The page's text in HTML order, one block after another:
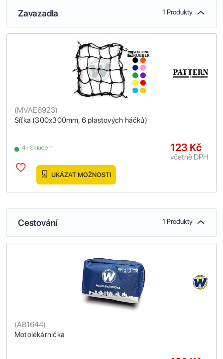
Zavazadla 1 Produkty
Síťka (300x300mm, 6 plastových háčků)
(MVAE6923)
4+ Skladem 123 Kč
včetně DPH
UKÁZAT MOŽNOSTI
Cestování 1 Produkty
Motolékárnička
(AB1644)